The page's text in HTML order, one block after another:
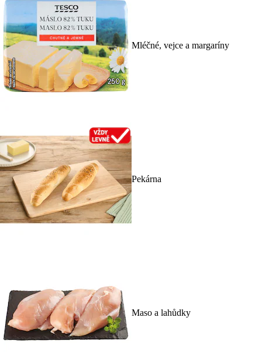
Mléčné, vejce a margaríny
Pekárna
Maso a lahůdky